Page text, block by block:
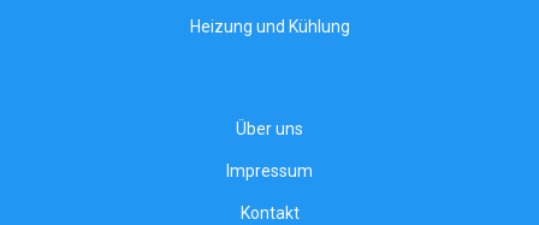
Heizung und Kühlung
Über uns
Impressum
Kontakt